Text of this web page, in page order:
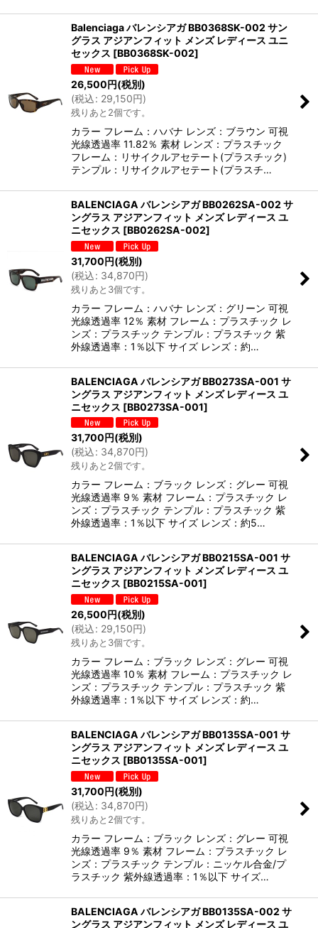
Balenciaga バレンシアガ BB0368SK-002 サン
グラス アジアンフィット メンズ レディース ユニ
セックス [BB0368SK-002]
26,500円(税別)
(税込: 29,150円)
残りあと2個です。
カラー フレーム：ハバナ レンズ：ブラウン 可視
光線透過率 11.82％ 素材 レンズ：プラスチック
フレーム：リサイクルアセテート(プラスチック)
テンプル：リサイクルアセテート(プラスチ…
BALENCIAGA バレンシアガ BB0262SA-002 サ
ングラス アジアンフィット メンズ レディース ユ
ニセックス [BB0262SA-002]
31,700円(税別)
(税込: 34,870円)
残りあと3個です。
カラー フレーム：ハバナ レンズ：グリーン 可視
光線透過率 12％ 素材 フレーム：プラスチック レ
ンズ：プラスチック テンプル：プラスチック 紫
外線透過率：1％以下 サイズ レンズ：約…
BALENCIAGA バレンシアガ BB0273SA-001 サ
ングラス アジアンフィット メンズ レディース ユ
ニセックス [BB0273SA-001]
31,700円(税別)
(税込: 34,870円)
残りあと2個です。
カラー フレーム：ブラック レンズ：グレー 可視
光線透過率 9％ 素材 フレーム：プラスチック レ
ンズ：プラスチック テンプル：プラスチック 紫
外線透過率：1％以下 サイズ レンズ：約5…
BALENCIAGA バレンシアガ BB0215SA-001 サ
ングラス アジアンフィット メンズ レディース ユ
ニセックス [BB0215SA-001]
26,500円(税別)
(税込: 29,150円)
残りあと3個です。
カラー フレーム：ブラック レンズ：グレー 可視
光線透過率 10％ 素材 フレーム：プラスチック レ
ンズ：プラスチック テンプル：プラスチック 紫
外線透過率：1％以下 サイズ レンズ：約…
BALENCIAGA バレンシアガ BB0135SA-001 サ
ングラス アジアンフィット メンズ レディース ユ
ニセックス [BB0135SA-001]
31,700円(税別)
(税込: 34,870円)
残りあと2個です。
カラー フレーム：ブラック レンズ：グレー 可視
光線透過率 9％ 素材 フレーム：プラスチック レ
ンズ：プラスチック テンプル：ニッケル合金/プ
ラスチック 紫外線透過率：1％以下 サイズ…
BALENCIAGA バレンシアガ BB0135SA-002 サ
ングラス アジアンフィット メンズ レディース ユ